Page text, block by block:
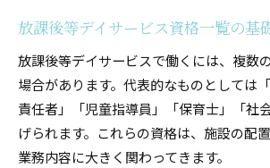
資格なしでも働ける条件と注
おすすめの資格と取得方法の
無資格から放課後等デイで働くには
放課後等デイサービス資格な
無資格者が活躍するためのス
放課後等デイサービス資格一覧の基
放課後等デイサービスで働くには、複数
場合があります。代表的なものとしては
責任者」「児童指導員」「保育士」「社
げられます。これらの資格は、施設の配
業務内容に大きく関わってきます。